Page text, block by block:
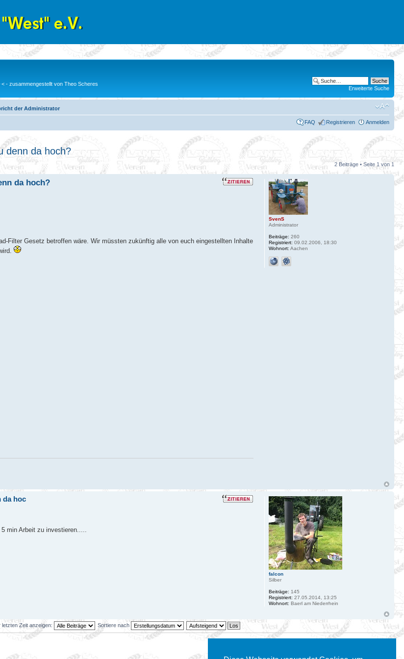
- zusammengestellt von Theo Scheres
Erweiterte Suche
der Administrator
FAQ Registrieren Anmelden
denn da hoch?
2 Beiträge • Seite 1 von 1
da hoch?
Filter Gesetz betroffen wäre. Wir müssten zukünftig alle von euch eingestellten Inhalte
SvenS
Administrator
Beiträge: 260
Registriert: 09.02.2006, 18:30
Wohnort: Aachen
da hoc
min Arbeit zu investieren.....
falcon
Silber
Beiträge: 145
Registriert: 27.05.2014, 13:25
Wohnort: Baerl am Niederrhein
letzten Zeit anzeigen: Sortiere nach